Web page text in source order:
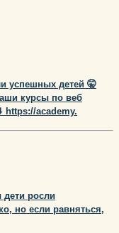
успешных детей 🤫
курсы по веб
academy.
росли
но если равняться,